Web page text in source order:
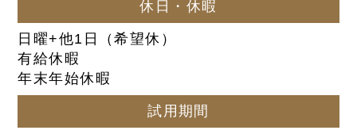
休日・休暇
日曜+他1日（希望休）
有給休暇
年末年始休暇
試用期間